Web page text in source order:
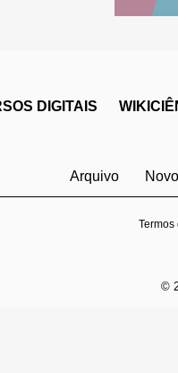
DIGITAIS
Arquivo
©